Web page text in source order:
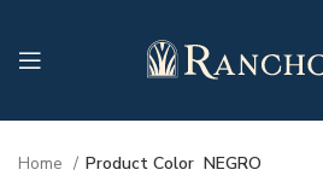
Home Product Color NEGRO